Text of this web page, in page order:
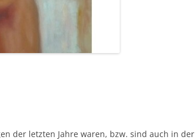
der letzten Jahre waren, bzw. sind auch in der